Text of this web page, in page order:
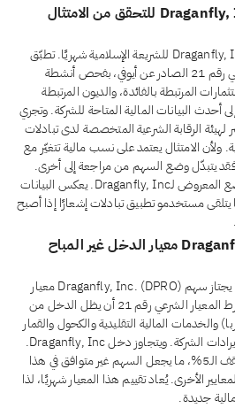
كم مرة تُراجَع Draganfly, Inc. DPRO للتحقق من الامتثال
تراجع تبادلات امتثال Draganfly, Inc. DPRO للشريعة الإسلامية شهريًا. تطبّق
كل مراجعة منهجية المعيار الشرعي رقم 21 الصادر عن أيوفي، بفحص أنشطة
المرتبطة بالفائدة، والديون المرتبطة
إلى أحدث البيانات المالية المتاحة للشركة. وتجري
الرقابة الشرعية المتخصصة لدى تبادلات
ولأن الامتثال يعتمد على نسب مالية تتغيّر مع
فقد يتبدّل وضع السهم من مراجعة إلى أخرى.
ويضمن الفحص الشهري أن الوضع المعروض لـDraganfly, Inc. يعكس البيانات
يتلقى مستخدمو تطبيق تبادلات إشعارًا إذا أصبح
هل يجتاز Draganfly, Inc. DPRO معيار الدخل غير المباح
لا، اعتبارًا من أغسطس 2026، لا يجتاز سهم Draganfly, Inc. (DPRO) معيار
الدخل غير المباح وفق أيوفي. يشترط المعيار الشرعي رقم 21 أن يظل الدخل من
والخدمات المالية التقليدية والكحول والقمار
والتبغ، أقل من 5% من إجمالي إيرادات الشركة. ويتجاوز دخل Draganfly, Inc.
من المصادر غير المباحة حاليًا سقف الـ5%، ما يجعل السهم غير متوافق في هذا
الأخرى. يُعاد تقييم هذا المعيار شهريًا، لذا
جديدة.